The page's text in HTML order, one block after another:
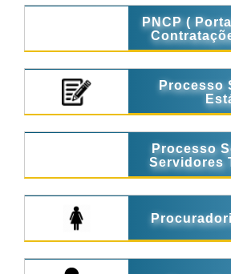
PNCP (
Processo
Processo
Servidores